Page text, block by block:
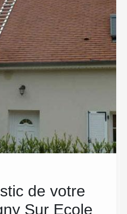
de votre
Sur Ecole